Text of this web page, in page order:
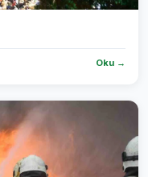
Oku →